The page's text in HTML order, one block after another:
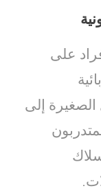
على
الصغيرة إلى